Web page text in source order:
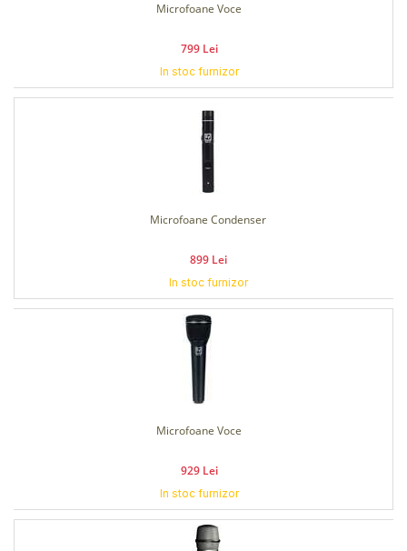
Microfoane Voce
799 Lei
In stoc furnizor
Microfoane Condenser
899 Lei
In stoc furnizor
Microfoane Voce
929 Lei
In stoc furnizor